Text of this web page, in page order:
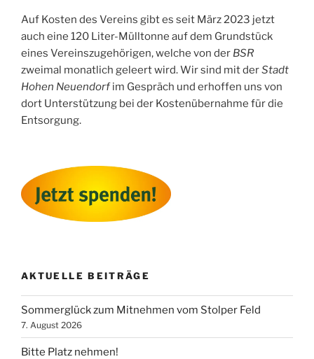
Auf Kosten des Vereins gibt es seit März 2023 jetzt
auch eine 120 Liter-Mülltonne auf dem Grundstück
eines Vereinszugehörigen, welche von der BSR
zweimal monatlich geleert wird. Wir sind mit derStadt
Hohen Neuendorfim Gespräch und erhoffen uns von
dort Unterstützung bei der Kostenübernahme für die
Entsorgung.
AKTUELLE BEITRÄGE
Sommerglück zum Mitnehmen vom Stolper Feld
7. August 2026
Bitte Platz nehmen!